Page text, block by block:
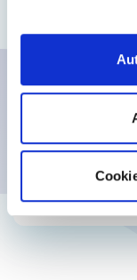
globaux
entendre